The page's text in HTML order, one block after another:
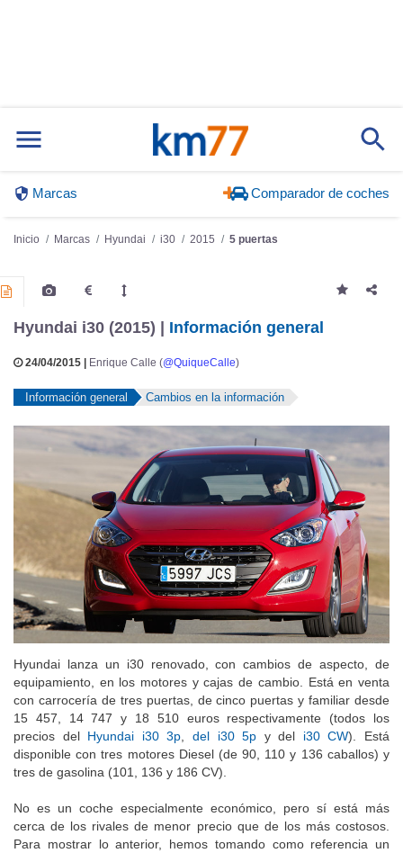
Marcas Comparador de coches
Inicio Marcas Hyundai i30 2015 5 puertas
Hyundai i30 (2015) | Información general
24/04/2015 | Enrique Calle (@QuiqueCalle)
Información general Cambios en la información
Hyundai lanza un i30 renovado, con cambios de aspecto, de
equipamiento, en los motores y cajas de cambio. Está en venta
con carrocería de tres puertas, de cinco puertas y familiar desde
15 457, 14 747 y 18 510 euros respectivamente (todos los
precios del Hyundai i30 3p del i30 5p y del i30 CW). Está
disponible con tres motores Diesel (de 90, 110 y 136 caballos) y
tres de gasolina (101, 136 y 186 CV).
No es un coche especialmente económico, pero sí está más
cerca de los rivales de menor precio que de los más costosos.
Para mostrar lo anterior, hemos tomando como referencia un